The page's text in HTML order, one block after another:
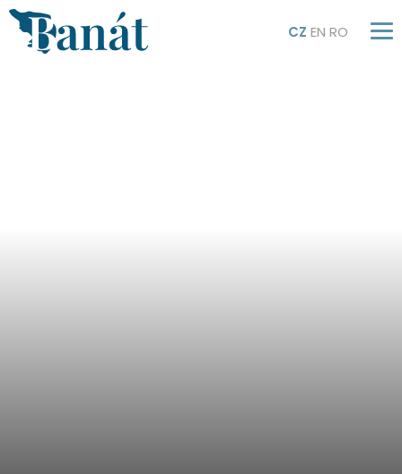
CZ EN RO